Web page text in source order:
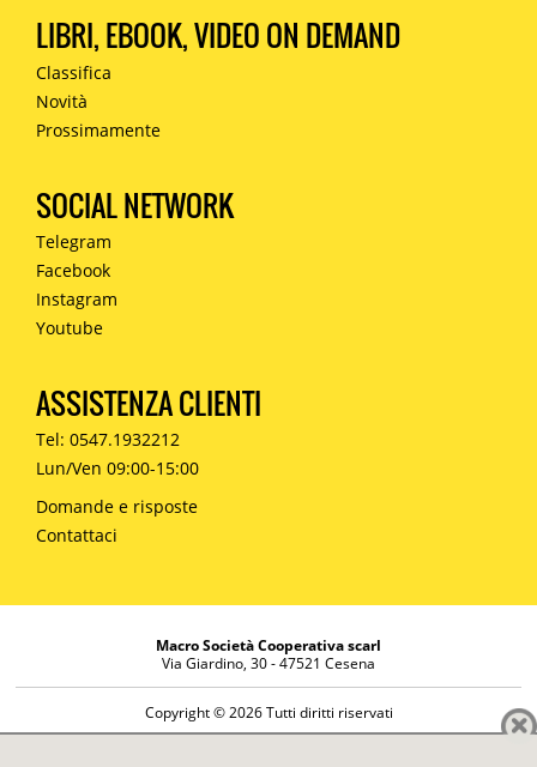
LIBRI, EBOOK, VIDEO ON DEMAND
Classifica
Novità
Prossimamente
SOCIAL NETWORK
Telegram
Facebook
Instagram
Youtube
ASSISTENZA CLIENTI
Tel: 0547.1932212
Lun/Ven 09:00-15:00
Domande e risposte
Contattaci
Macro Società Cooperativa scarl
Via Giardino, 30 - 47521 Cesena
Copyright © 2026 Tutti diritti riservati